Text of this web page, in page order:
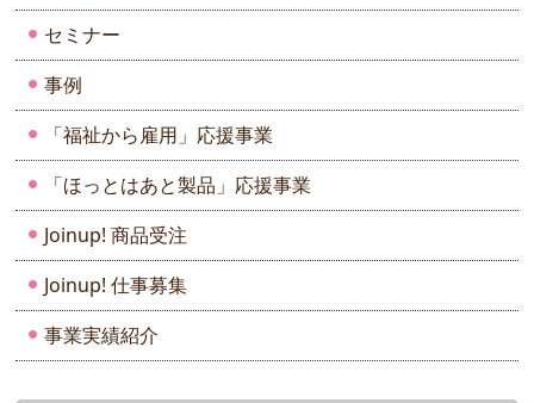
セミナー
事例
「福祉から雇用」応援事業
「ほっとはあと製品」応援事業
Joinup! 商品受注
Joinup! 仕事募集
事業実績紹介